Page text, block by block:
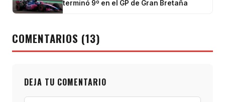
terminó 9º en el GP de Gran Bretaña
COMENTARIOS (13)
DEJA TU COMENTARIO